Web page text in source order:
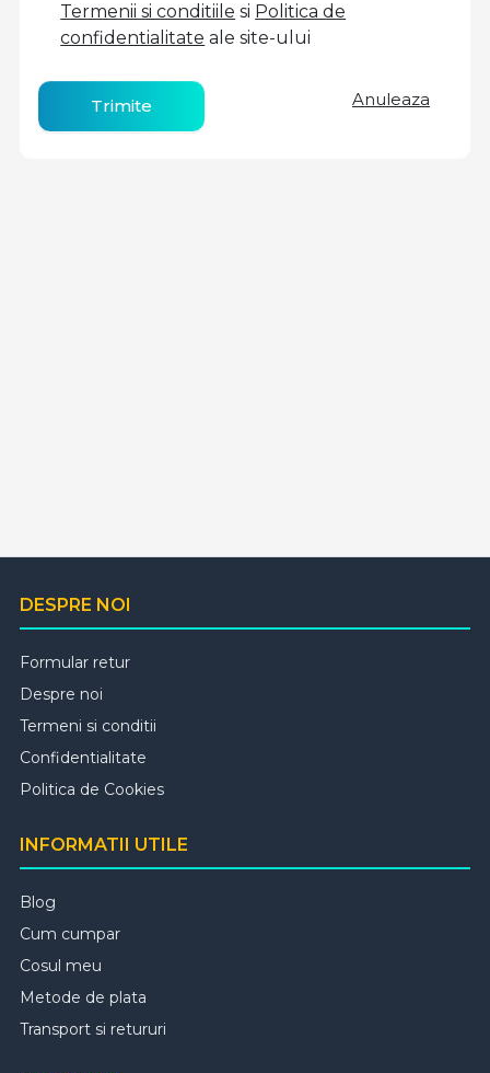
Termenii si conditiile si Politica de
confidentialitate ale site-ului
Trimite Anuleaza
DESPRE NOI
Formular retur
Despre noi
Termeni si conditii
Confidentialitate
Politica de Cookies
INFORMATII UTILE
Blog
Cum cumpar
Cosul meu
Metode de plata
Transport si retururi